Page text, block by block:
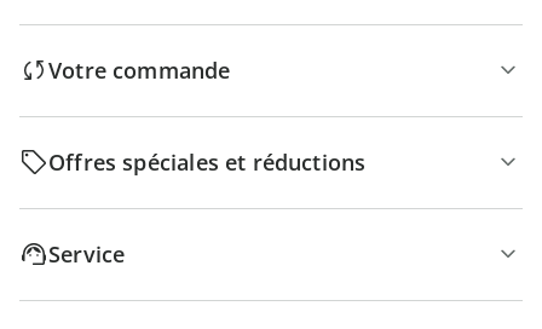
Votre commande
Offres spéciales et réductions
Service